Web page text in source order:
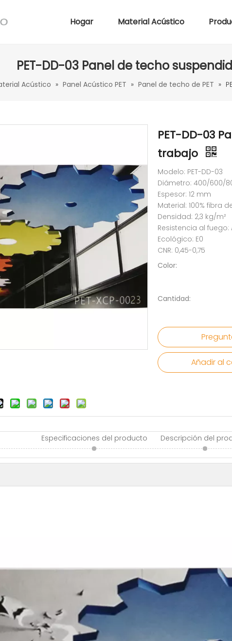
Hogar Material Acústico
PET-DD-03 Panel de techo
Acústico » Panel Acústico PET » Panel de techo de PET »
PET-DD-03
trabajo
Modelo: PET-DD-03
Diámetro: 400/600/
Espesor: 12 mm
Material: 100% fibra
Densidad: 2,3 kg/m²
Resistencia al fuego:
Ecológico: E0
CNR: 0,45-0,75
Color:
Cantidad:
Añadir al
Especificaciones del producto Descripción del